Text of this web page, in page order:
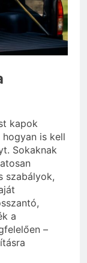
kell?
kapok
is kell
Sokaknak
szabályok,
a
–